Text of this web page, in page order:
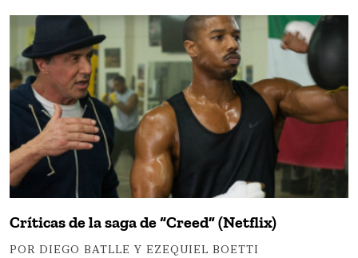
Críticas de la saga de “Creed” (Netflix)
POR DIEGO BATLLE Y EZEQUIEL BOETTI